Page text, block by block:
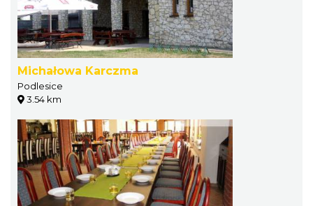
Michałowa Karczma
Podlesice
3.54 km